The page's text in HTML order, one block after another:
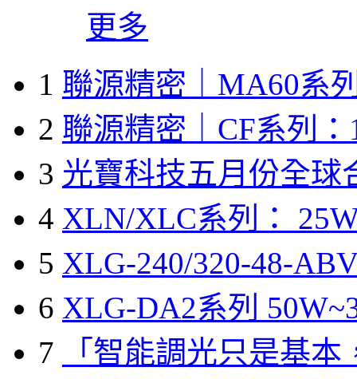
更多
1 聯源精密｜MA60系
2 聯源精密｜CF系列：
3 光寶科技五月份全球
4 XLN/XLC系列：
5 XLG-240/320-48-
6 XLG-DA2系列
7
「智能調光只是基本